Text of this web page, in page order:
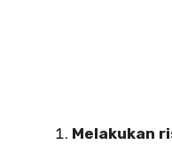
Melakukan